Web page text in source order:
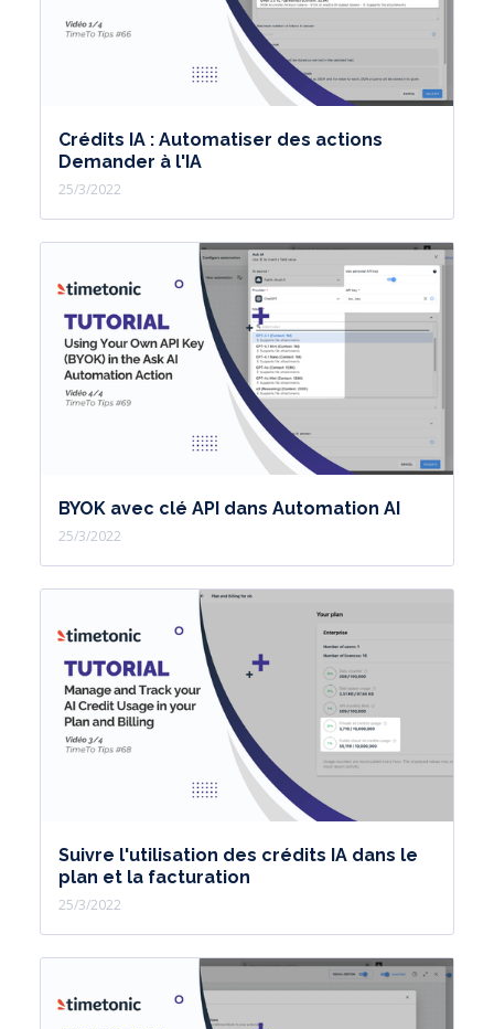
Crédits IA : Automatiser des actions
Demander à l'IA
25/3/2022
BYOK avec clé API dans Automation AI
25/3/2022
Suivre l'utilisation des crédits IA dans le
plan et la facturation
25/3/2022